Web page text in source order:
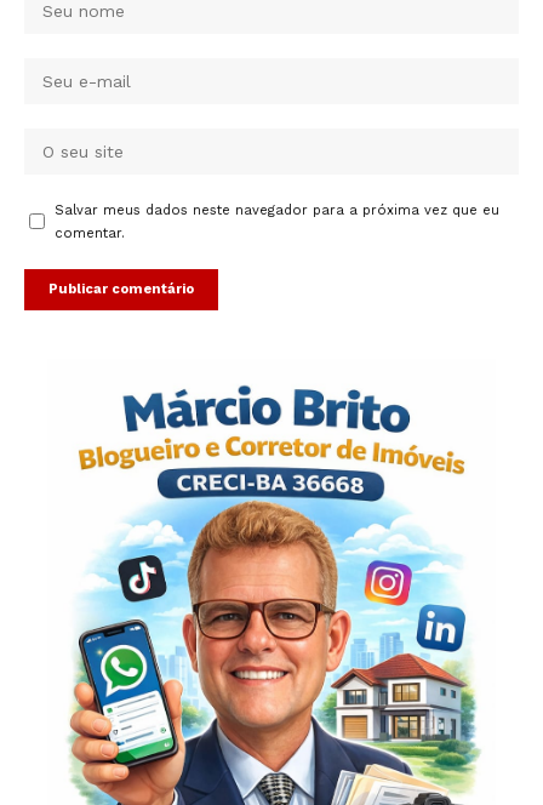
Salvar meus dados neste navegador para a próxima vez que eu
comentar.